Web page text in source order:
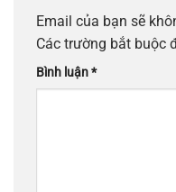
Email của bạn sẽ
Các trường bắt buộc
Bình luận*